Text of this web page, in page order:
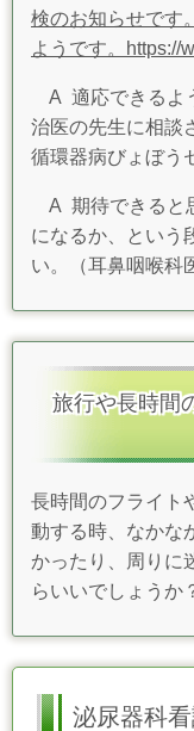
検のお知らせです
ようです。https://
A 適応できるよ
治医の先生に相談
循環器病びょぼう
A 期待できると
になるか、という
い。（耳鼻咽喉科
旅行や長時間
長時間のフライト
動する時、なかな
かったり、周りに
らいいでしょうか
泌尿器科